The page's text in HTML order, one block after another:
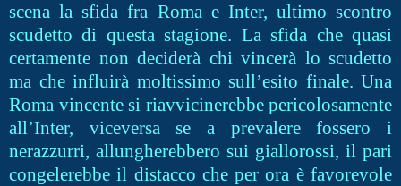
scena la sfida fra Roma e Inter, ultimo scontro
scudetto di questa stagione. La sfida che quasi
certamente non deciderà chi vincerà lo scudetto
ma che influirà moltissimo sull’esito finale. Una
Roma vincente si riavvicinerebbe pericolosamente
all’Inter, viceversa se a prevalere fossero i
nerazzurri, allungherebbero sui giallorossi, il pari
congelerebbe il distacco che per ora è favorevole